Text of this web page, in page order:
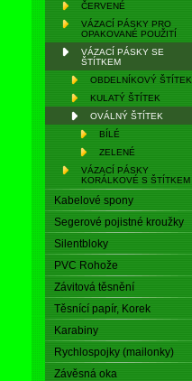
ČERVENÉ
VÁZACÍ PÁSKY PRO
OPAKOVANÉ POUŽITÍ
VÁZACÍ PÁSKY SE
ŠTÍTKEM
OBDELNÍKOVÝ ŠTÍTEK
KULATÝ ŠTÍTEK
OVÁLNÝ ŠTÍTEK
BÍLÉ
ZELENÉ
VÁZACÍ PÁSKY
KORÁLKOVÉ S ŠTÍTKEM
Kabelové spony
Segerové pojistné kroužky
Silentbloky
PVC Rohože
Závitová těsnění
Těsnící papír, Korek
Karabiny
Rychlospojky (mailonky)
Závěsná oka